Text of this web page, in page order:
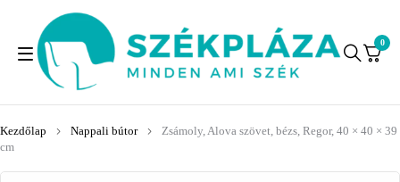
0
Kezdőlap Nappali bútor
Zsámoly, Alova szövet, bézs, Regor, 40 × 40 × 39
cm